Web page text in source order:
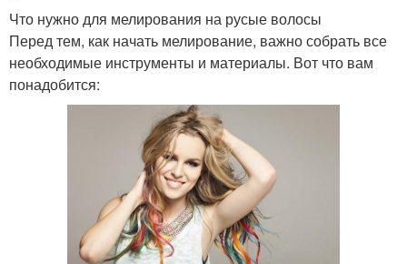
Что нужно для мелирования на русые волосы
Перед тем, как начать мелирование, важно собрать все
необходимые инструменты и материалы. Вот что вам
понадобится: